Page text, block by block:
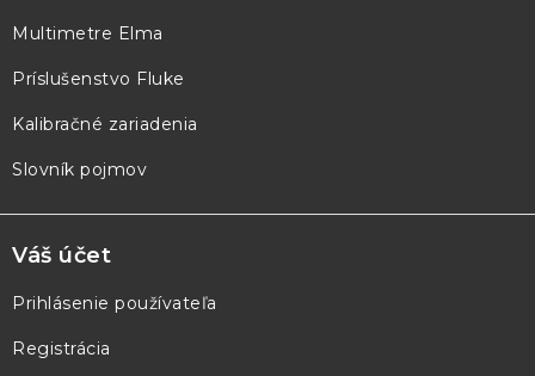
e
Multimetre Elma
Príslušenstvo Fluke
Kalibračné zariadenia
Slovník pojmov
Váš účet
Prihlásenie používateľa
Registrácia